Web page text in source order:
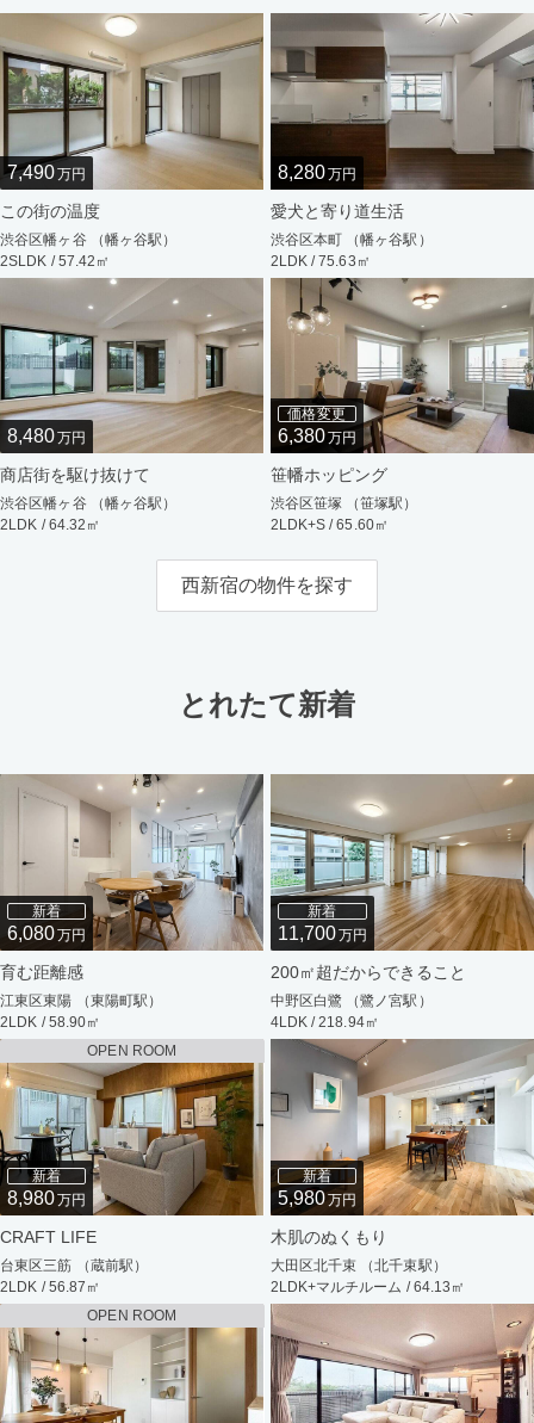
7,490万円
この街の温度
渋谷区幡ヶ谷 （幡ヶ谷駅）
2SLDK / 57.42㎡
8,280万円
愛犬と寄り道生活
渋谷区本町 （幡ヶ谷駅）
2LDK / 75.63㎡
8,480万円
商店街を駆け抜けて
渋谷区幡ヶ谷 （幡ヶ谷駅）
2LDK / 64.32㎡
価格変更
6,380万円
笹幡ホッピング
渋谷区笹塚 （笹塚駅）
2LDK+S / 65.60㎡
西新宿の物件を探す
とれたて新着
新着
6,080万円
育む距離感
江東区東陽 （東陽町駅）
2LDK / 58.90㎡
新着
11,700万円
200㎡超だからできること
中野区白鷺 （鷺ノ宮駅）
4LDK / 218.94㎡
OPEN ROOM
新着
8,980万円
CRAFT LIFE
台東区三筋 （蔵前駅）
2LDK / 56.87㎡
新着
5,980万円
木肌のぬくもり
大田区北千束 （北千束駅）
2LDK+マルチルーム / 64.13㎡
OPEN ROOM